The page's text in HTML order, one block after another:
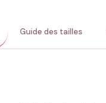
Guide des tailles